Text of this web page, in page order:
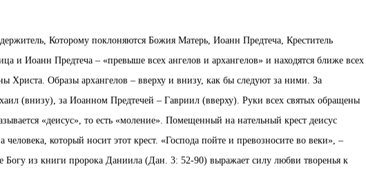
Которому поклоняются Божия Матерь, Иоанн Предтеча, Креститель
и Иоанн Предтеча – «превыше всех ангелов и архангелов» и находятся ближе всех
Христа. Образы архангелов – вверху и внизу, как бы следуют за ними. За
(внизу), за Иоанном Предтечей – Гавриил (вверху). Руки всех святых обращены
«деисус», то есть «моление». Помещенный на нательный крест деисус
который носит этот крест. «Господа пойте и превозносите во веки», –
Богу из книги пророка Даниила (Дан. 3: 52-90) выражает силу любви творенья к